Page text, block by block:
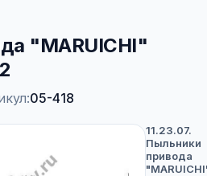
"MARUICHI"
05-418
11.23.07.
Пыльники
привода